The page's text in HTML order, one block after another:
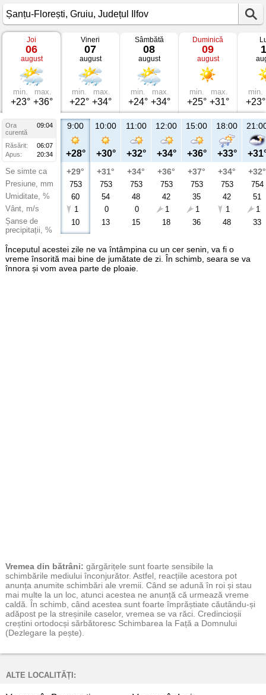
Vremea
Șanțu-
Florești
Gruiu,
Județul
Ilfov
Joi
06
august
min.
+23°
max.
+36°
Vineri
07
august
min.
+22°
max.
+34°
Sâmbătă
08
august
min.
+24°
max.
+34°
Duminică
09
august
min.
+25°
max.
+31°
min.
+23°
Ora
09:04
curentă
Răsărit:
06:07
Apus:
20:34
Se simte ca
Presiune, mm
Umiditate, %
Vânt, m/s
Șanse de
precipitații, %
9:00
+28°
+29°
753
60
1
10
10:00
+30°
+31°
753
54
0
13
11:00
+32°
+34°
753
48
0
15
12:00
+34°
+36°
753
42
1
18
15:00
+36°
+37°
753
35
1
36
18:00
+33°
+34°
753
42
1
48
+32°
754
51
1
33
Începutul acestei zile ne va întâmpina cu un cer senin, va fi o
vreme însorită mai bine de jumătate de zi. În schimb, seara se va
înnora și vom avea parte de ploaie.
Vremea din bătrâni: gărgărițele sunt foarte sensibile la
schimbările mediului înconjurător. Astfel, reacțiile acestora pot
anunța anumite schimbări ale vremii. Când se adună în roi și stau
mai multe la un loc, atunci acestea ne anunță că urmează vreme
caldă. În schimb, când acestea sunt foarte împrăștiate căutându-și
adăpost pe la streșinile caselor, vremea se va răci. Credincioșii
creștini ortodocși sărbătoresc Schimbarea la Față a Domnului
(Dezlegare la pește).
ALTE LOCALITĂȚI: